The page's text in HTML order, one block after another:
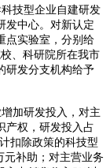
技型企业自建研发
发中心。对新认定
点实验室，分别给
、科研院所在我市
研发分支机构给予
加研发投入，对主
产权，研发投入占
扣除政策的科技型
元补助；对主营业务